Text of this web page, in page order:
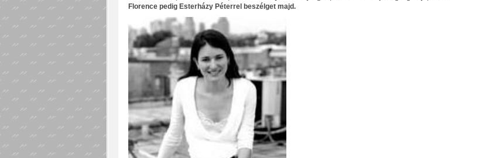
Florence pedig Esterházy Péterrel beszélget majd.